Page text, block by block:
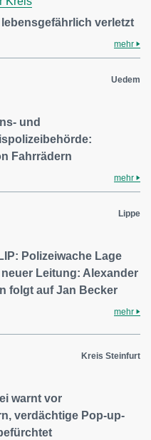
verletzt
mehr
Uedem
und
Fahrrädern
mehr
Lippe
Polizeiwache Lage
Leitung: Alexander
folgt auf Jan Becker
mehr
Kreis Steinfurt
warnt vor
verdächtige Pop-up-